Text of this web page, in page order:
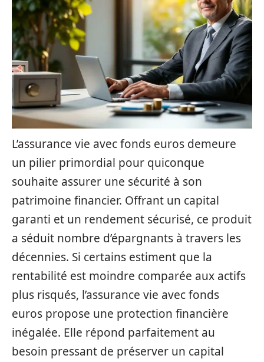
L’assurance vie avec fonds euros demeure
un pilier primordial pour quiconque
souhaite assurer une sécurité à son
patrimoine financier. Offrant un capital
garanti et un rendement sécurisé, ce produit
a séduit nombre d’épargnants à travers les
décennies. Si certains estiment que la
rentabilité est moindre comparée aux actifs
plus risqués, l’assurance vie avec fonds
euros propose une protection financière
inégalée. Elle répond parfaitement au
besoin pressant de préserver un capital